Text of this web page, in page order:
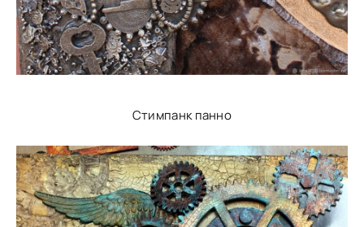
Стимпанк панно